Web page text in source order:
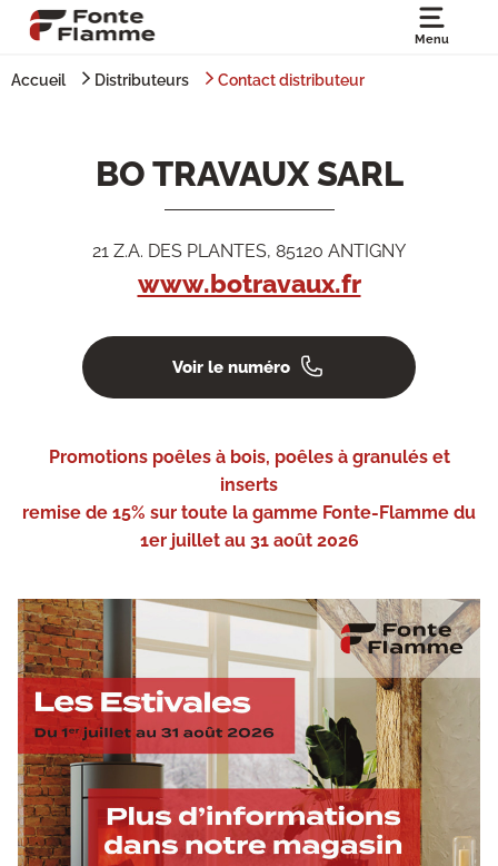
Menu
Accueil Distributeurs Contact distributeur
BO TRAVAUX SARL
21 Z.A. DES PLANTES, 85120 ANTIGNY
www.botravaux.fr
Voir le numéro
Promotions poêles à bois, poêles à granulés et
inserts
remise de 15% sur toute la gamme Fonte-Flamme du
1er juillet au 31 août 2026